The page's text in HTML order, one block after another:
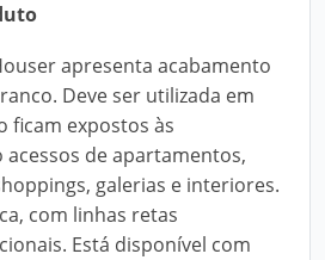
apresenta acabamento
Deve ser utilizada em
ficam expostos às
de apartamentos,
galerias e interiores.
com linhas retas
Está disponível com